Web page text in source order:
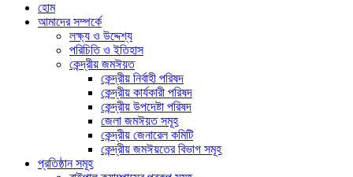
হোম
আমাদের সম্পর্কে
লক্ষ্য ও উদ্দেশ্য
পরিচিতি ও ইতিহাস
কেন্দ্রীয় জমঈয়ত
কেন্দ্রীয় নির্বাহী পরিষদ
কেন্দ্রীয় কার্যকারী পরিষদ
কেন্দ্রীয় উপদেষ্টা পরিষদ
জেলা জমঈয়ত সমূহ
কেন্দ্রীয় জেনারেল কমিটি
কেন্দ্রীয় জমঈয়তের বিভাগ সমূহ
প্রতিষ্ঠান সমূহ